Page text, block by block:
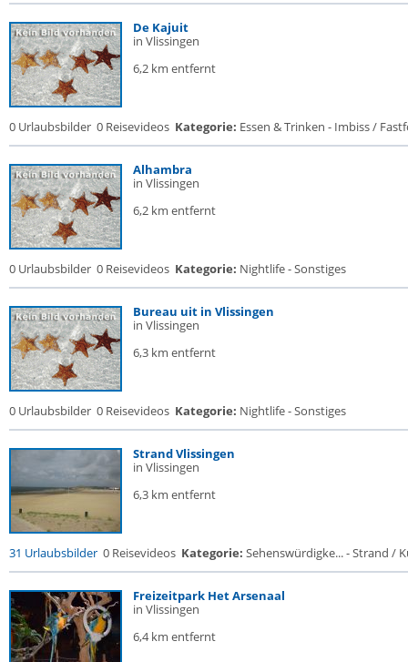
De Kajuit
in Vlissingen
6,2 km entfernt
0 Urlaubsbilder 0 Reisevideos Kategorie: Essen & Trinken - Imbiss /
Alhambra
in Vlissingen
6,2 km entfernt
0 Urlaubsbilder 0 Reisevideos Kategorie: Nightlife - Sonstiges
Bureau uit in Vlissingen
in Vlissingen
6,3 km entfernt
0 Urlaubsbilder 0 Reisevideos Kategorie: Nightlife - Sonstiges
Strand Vlissingen
in Vlissingen
6,3 km entfernt
31 Urlaubsbilder 0 Reisevideos Kategorie: Sehenswürdigke... - Strand /
Freizeitpark Het Arsenaal
in Vlissingen
6,4 km entfernt